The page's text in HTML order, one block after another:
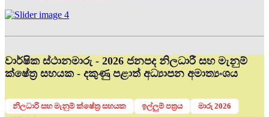
වාර්ෂික ස්ථානමාරු - 2026 ජනපද නිලධාරී සහ මැනුම්
ක්ෂේත්‍ර සහයක - දකුණු පළාත් අධ්‍යාපන අමාත්‍යංශය
නිලධාරි සහ මැනුම් ක්ෂේත්‍ර සහයක ඉල්ලුම් පත්‍රය
මාරු 2026